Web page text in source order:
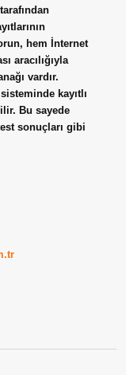
hem İnternet
aracılığıyla
vardır.
kayıtlı
Bu sayede
sonuçları gibi